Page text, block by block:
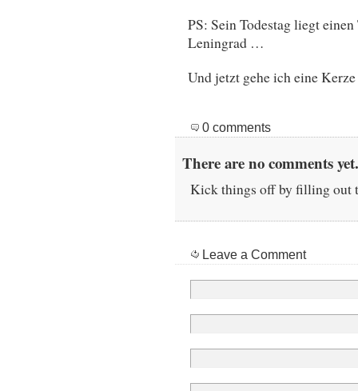
PS: Sein Todestag liegt
Leningrad …
Und jetzt gehe ich eine
0 comments
There are no comments
Kick things off by filling out
Leave a Comment